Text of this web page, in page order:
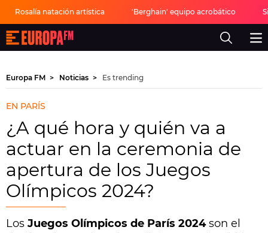
Rosalía natación artística 'Berghain' equipo acrobático
Europa
FM
-
mejor
música,
virales,
celebrities
y
estilo
de
vida
|
FM
Europa FM Noticias Es trending
EN PARÍS
¿A qué hora y quién va a
actuar en la ceremonia de
apertura de los Juegos
Olímpicos 2024?
Los Juegos Olímpicos de París 2024son el